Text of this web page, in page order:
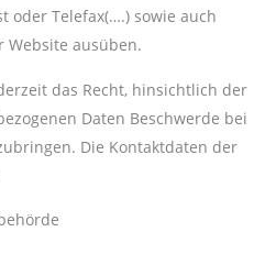
oder Telefax(….) sowie auch
Website ausüben.
das Recht, hinsichtlich der
Daten Beschwerde bei
Die Kontaktdaten der